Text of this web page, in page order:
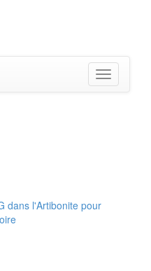
Toggle
navigation
dans l'Artibonite pour